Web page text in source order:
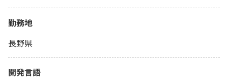
勤務地
長野県
開発言語